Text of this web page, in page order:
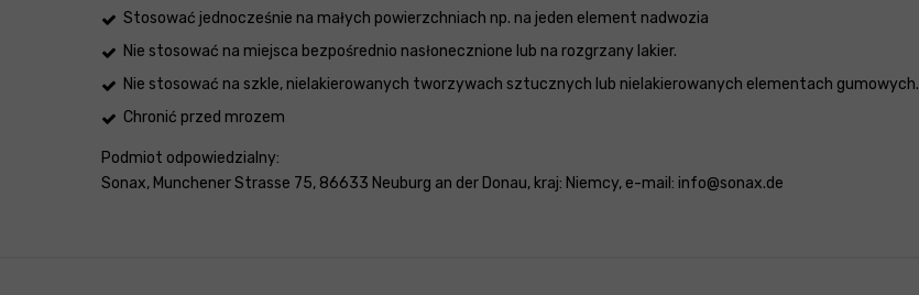
Stosować jednocześnie na małych powierzchniach np. na jeden element nadwozia
Nie stosować na miejsca bezpośrednio nasłonecznione lub na rozgrzany lakier.
Nie stosować na szkle, nielakierowanych tworzywach sztucznych lub nielakierowanych elementach gumowych.
Chronić przed mrozem
Podmiot odpowiedzialny:
Sonax, Munchener Strasse 75, 86633 Neuburg an der Donau, kraj: Niemcy, e-mail: info@sonax.de